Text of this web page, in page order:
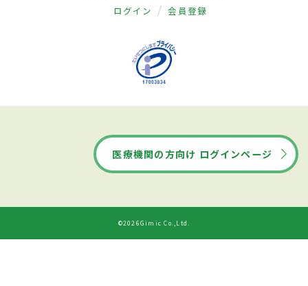
ログイン 会員登録
医療機関の方向け ログインページ
©2026Gimic Co.,Ltd.